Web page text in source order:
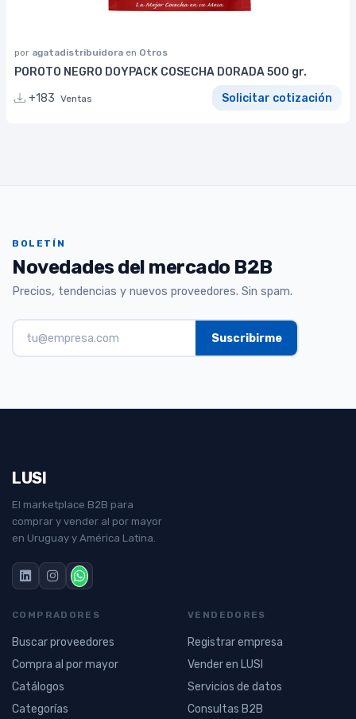
por agatadistribuidora en Otros
POROTO NEGRO DOYPACK COSECHA DORADA 500 gr.
+183 Ventas Solicitar cotización
BOLETÍN
Novedades del mercado B2B
Precios, tendencias y nuevos proveedores. Sin spam.
LUSI
El marketplace B2B para
comprar y vender al por mayor
en Uruguay y América Latina.
COMPRADORES
Buscar proveedores
Compra al por mayor
Catálogos
Categorías
VENDEDORES
Registrar empresa
Vender en LUSI
Servicios de datos
Consultas B2B